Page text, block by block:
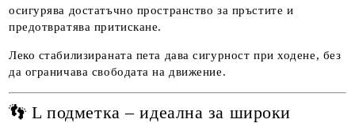
осигурява достатъчно пространство за пръстите и
предотвратява притискане.
Леко стабилизираната пета дава сигурност при ходене, без
да ограничава свободата на движение.
👣 L подметка – идеална за широки